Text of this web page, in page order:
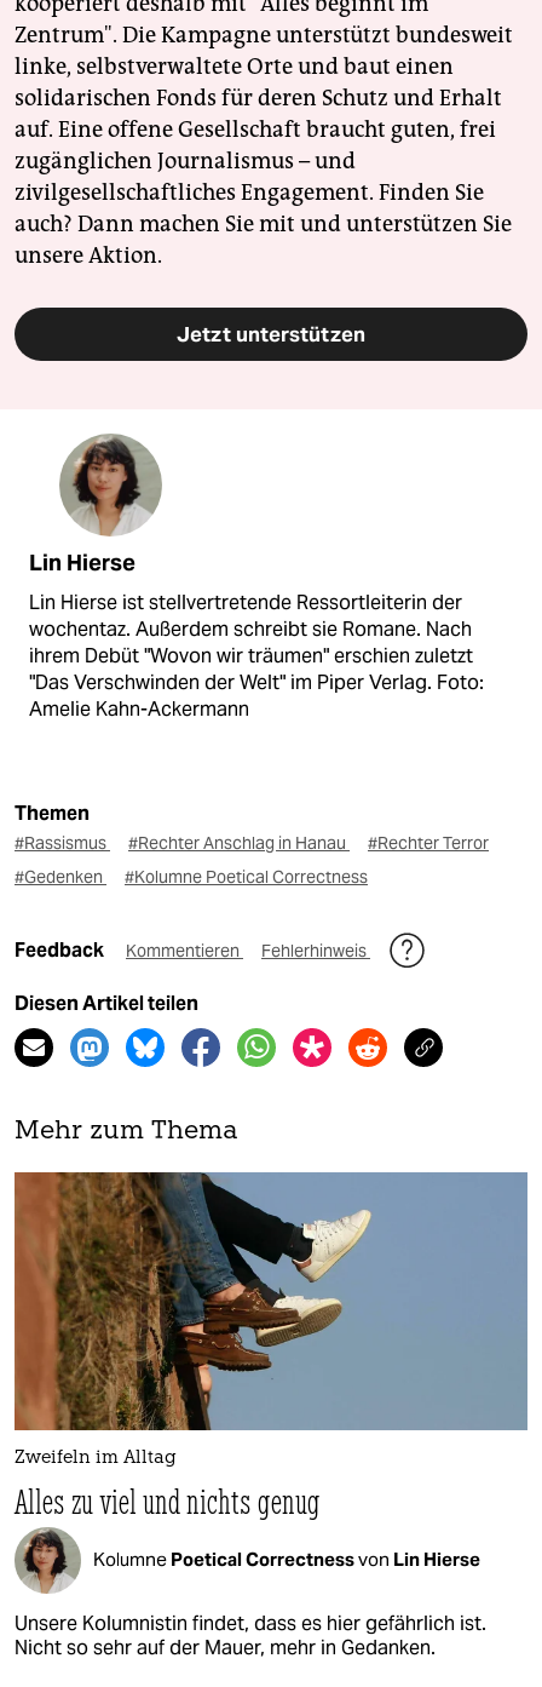
Zentrum". Die Kampagne unterstützt bundesweit
linke, selbstverwaltete Orte und baut einen
solidarischen Fonds für deren Schutz und Erhalt
auf. Eine offene Gesellschaft braucht guten, frei
zugänglichen Journalismus – und
zivilgesellschaftliches Engagement. Finden Sie
auch? Dann machen Sie mit und unterstützen Sie
unsere Aktion.
Jetzt unterstützen
Lin Hierse
Lin Hierse ist stellvertretende Ressortleiterin der
wochentaz. Außerdem schreibt sie Romane. Nach
ihrem Debüt "Wovon wir träumen" erschien zuletzt
"Das Verschwinden der Welt" im Piper Verlag. Foto:
Amelie Kahn-Ackermann
Themen
#Rassismus #Rechter Anschlag in Hanau
#Rechter Terror
#Gedenken
#Kolumne Poetical Correctness
Feedback Kommentieren Fehlerhinweis
Diesen Artikel teilen
Mehr zum Thema
Zweifeln im Alltag
Alles zu viel und nichts genug
Kolumne Poetical Correctnessvon Lin Hierse
Unsere Kolumnistin findet, dass es hier gefährlich ist.
Nicht so sehr auf der Mauer, mehr in Gedanken.